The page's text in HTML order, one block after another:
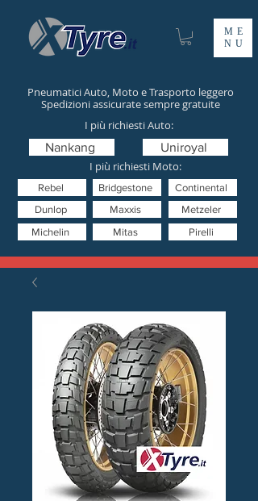
ME
NU
Pneumatici Auto, Moto e Trasporto leggero
Spedizioni assicurate sempre gratuite
I più richiesti Moto:
Mitas
Nankang
Pirelli
Uniroyal
Metzeler
Dunlop
Bridgestone Continental
Michelin
Rebel
I più richiesti Auto:
Maxxis